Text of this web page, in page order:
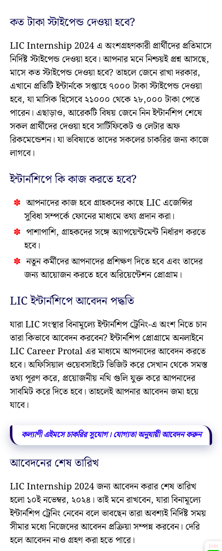
কত টাকা স্টাইপেন্ড দেওয়া হবে?
LIC Internship 2024 এ অংশগ্রহণকারী প্রার্থীদের প্রতিমাসে
নির্দিষ্ট স্টাইপেন্ড দেওয়া হবে। আপনার মনে নিশ্চয়ই প্রশ্ন আসছে,
মাসে কত স্টাইপেন্ড দেওয়া হবে? তাহলে জেনে রাখা দরকার,
এখানে প্রতিটি ইন্টার্নকে সপ্তাহে ৭০০০ টাকা স্টাইপেন্ড দেওয়া
হবে, যা মাসিক হিসেবে ২১০০০ থেকে ২৮,০০০ টাকা পেতে
পারেন। এছাড়াও, আরেকটি বিষয় জেনে নিন ইন্টার্নশিপ শেষে
সকল প্রার্থীদের দেওয়া হবে সার্টিফিকেট ও লেটার অফ
রিকমেন্ডেশন। যা ভবিষ্যতে তাদের সকলের চাকরির জন্য কাজে
লাগবে।
ইন্টার্নশিপে কি কাজ করতে হবে?
আপনাদের কাজ হবে গ্রাহকদের কাছে LIC এজেন্সির
সুবিধা সম্পর্কে ফোনের মাধ্যমে তথ্য প্রদান করা।
পাশাপাশি, গ্রাহকদের সঙ্গে অ্যাপয়েন্টমেন্ট নির্ধারণ করতে
হবে।
নতুন কর্মীদের আপনাদের প্রশিক্ষণ দিতে হবে এবং তাদের
জন্য আয়োজন করতে হবে অরিয়েন্টেশন প্রোগ্রাম।
LIC ইন্টার্নশিপে আবেদন পদ্ধতি
যারা LIC সংস্থার বিনামূল্যে ইন্টার্নশিপ ট্রেনিং-এ অংশ নিতে চান
তারা কিভাবে আবেদন করবেন? ইন্টার্নশিপ প্রোগ্রামে অনলাইনে
LIC Career Protal এর মাধ্যমে আপনাদের আবেদন করতে
হবে। অফিসিয়াল ওয়েবসাইটে ভিজিট করে সেখান থেকে সমস্ত
তথ্য পূরণ করে, প্রয়োজনীয় নথি গুলি যুক্ত করে আপনাদের
সাবমিট করে দিতে হবে। ‌তাহলেই আপনার আবেদন জমা হয়ে
যাবে।
কল্যাণী এইমসে চাকরির সুযোগ। যোগ্যতা অনুযায়ী আবেদন করুন
আবেদনের শেষ তারিখ
LIC Internship 2024 জন্য আবেদন করার শেষ তারিখ
হলো ১০ই নভেম্বর, ২০২৪। তাই মনে রাখবেন, যারা বিনামূল্যে
ইন্টার্নশিপ ট্রেনিং নেবেন বলে ভাবছেন তারা অবশ্যই নির্দিষ্ট সময়
সীমার মধ্যে নিজেদের আবেদন প্রক্রিয়া সম্পন্ন করবেন। দেরি
হলে আবেদন নাও গ্রহণ করা হতে পারে।
Join